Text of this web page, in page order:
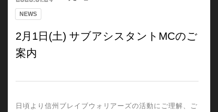
NEWS
2月1日(土) サブアシスタントMCのご
案内
日頃より信州ブレイブウォリアーズの活動にご理解、ご